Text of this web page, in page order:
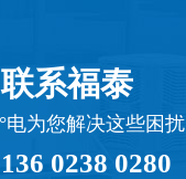
联系福泰
电为您解决这些困扰
136 0238 0280